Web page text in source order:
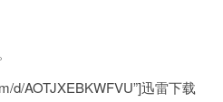
d/AOTJXEBKWFVU”]迅雷下载